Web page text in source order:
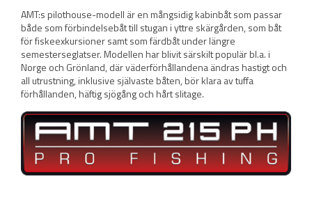
AMT:s pilothouse-modell är en mångsidig kabinbåt som passar
både som förbindelsebåt till stugan i yttre skärgården, som båt
för fiskeexkursioner samt som färdbåt under längre
semesterseglatser. Modellen har blivit särskilt populär bl.a. i
Norge och Grönland, där väderförhållandena ändras hastigt och
all utrustning, inklusive självaste båten, bör klara av tuffa
förhållanden, häftig sjögång och hårt slitage.